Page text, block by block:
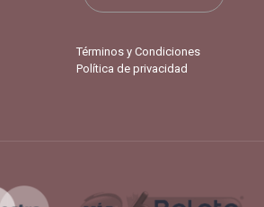
Términos y Condiciones
Política de privacidad